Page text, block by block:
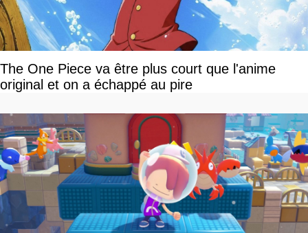
The One Piece va être plus court que l'anime
original et on a échappé au pire